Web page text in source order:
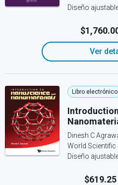
Diseño
Ver
Libro electrónico
Dinesh C
World Scientific
Diseño